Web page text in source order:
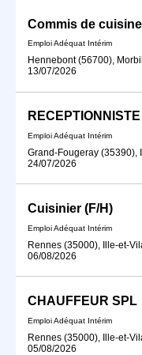
Commis de cuisine
Emploi Adéquat Intérim
Hennebont (56700),
13/07/2026
Emploi Adéquat Intérim
Grand-Fougeray (35390),
24/07/2026
Cuisinier (F/H)
Emploi Adéquat Intérim
Rennes (35000), Ille-et-
06/08/2026
CHAUFFEUR SPL
Emploi Adéquat Intérim
Rennes (35000), Ille-et-
05/08/2026